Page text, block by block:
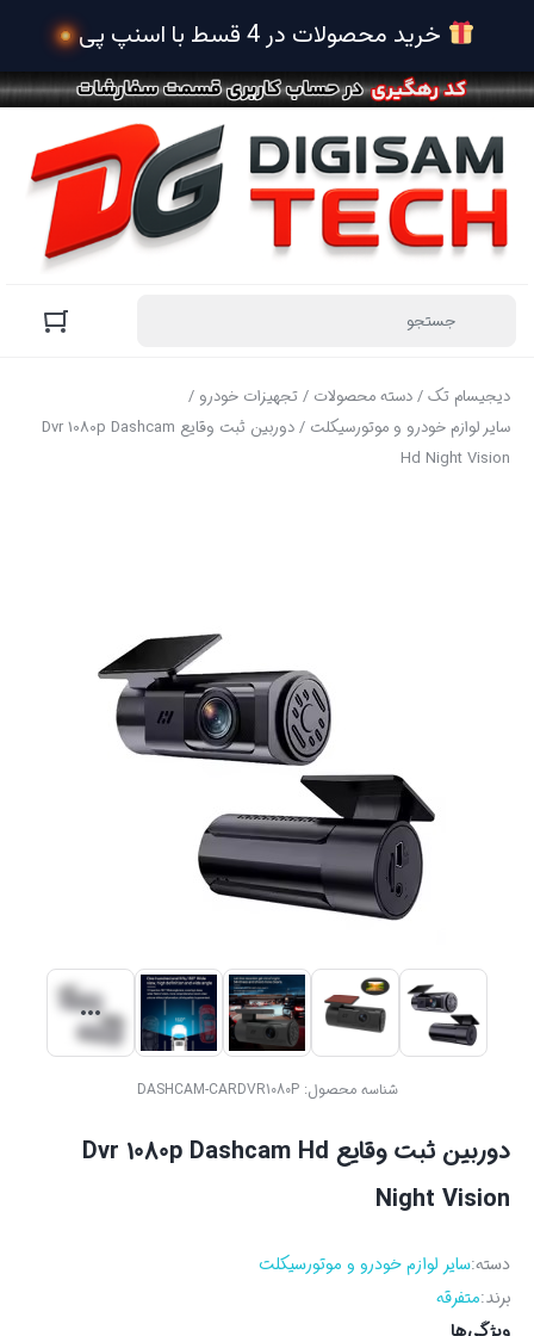
دیجیسام تک/دسته محصولات /تجهیزات خودرو /
سایر لوازم خودرو و موتورسیکلت
/ دوربین ثبت وقایع Dvr 1080p Dashcam
Hd Night Vision
شناسه محصول:DASHCAM-CARDVR1080P
دوربین ثبت وقایع Dvr 1080p Dashcam Hd
Night Vision
دسته:سایر لوازم خودرو و موتورسیکلت
برند:متفرقه
خرید محصولات در 4 قسط با اسنپ پی